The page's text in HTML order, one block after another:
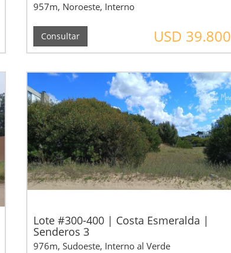
957m, Noroeste, Interno
Consultar USD 39.800
Lote #300-400 | Costa Esmeralda |
Senderos 3
976m, Sudoeste, Interno al Verde